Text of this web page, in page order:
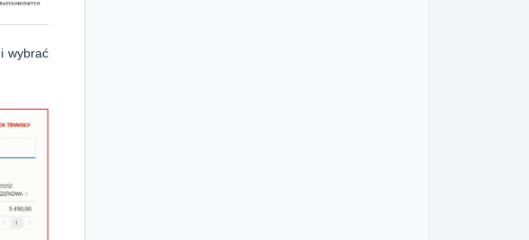
i wybrać